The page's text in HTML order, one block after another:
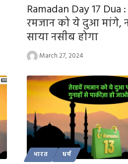
Ramadan Day 17 Dua
रमजान को ये दुआ मांगे,
साया नसीब होगा
March 27, 2024
भारत धर्म